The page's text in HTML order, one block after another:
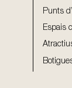
Punts
Espais